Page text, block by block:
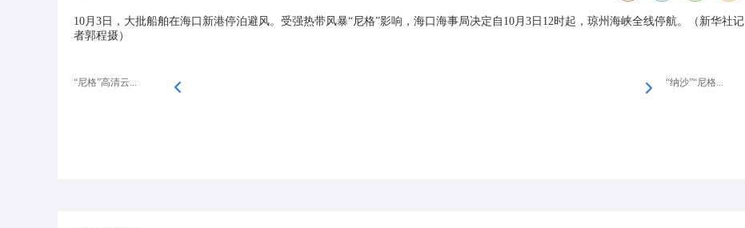
10月3日，大批船舶在海口新港停泊避风。受强热带风暴“尼格”影响，海口海事局决定自10月3日12时起，琼州海峡全线停航。（新华社记
者郭程摄）
“尼格”高清云... “纳沙”“尼格...